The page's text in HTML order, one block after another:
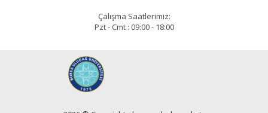
Çalışma Saatlerimiz:
Pzt - Cmt : 09:00 - 18:00